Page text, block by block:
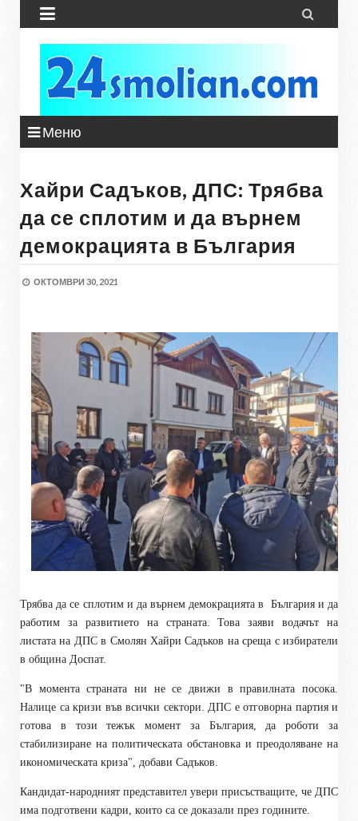
 
Меню
Хайри Садъков, ДПС: Трябва
да се сплотим и да върнем
демокрацията в България
ОКТОМВРИ 30, 2021
Трябва да се сплотим и да върнем демокрацията в България и да
работим за развитието на страната. Това заяви водачът на
листата на ДПС в Смолян Хайри Садъков на среща с избиратели
в община Доспат.
"В момента страната ни не се движи в правилната посока.
Налице са кризи във всички сектори. ДПС е отговорна партия и
готова в този тежък момент за България, да роботи за
стабилизиране на политическата обстановка и преодоляване на
икономическата криза", добави Садъков.
Кандидат-народният представител увери присъстващите, че ДПС
има подготвени кадри, които са се доказали през годините.